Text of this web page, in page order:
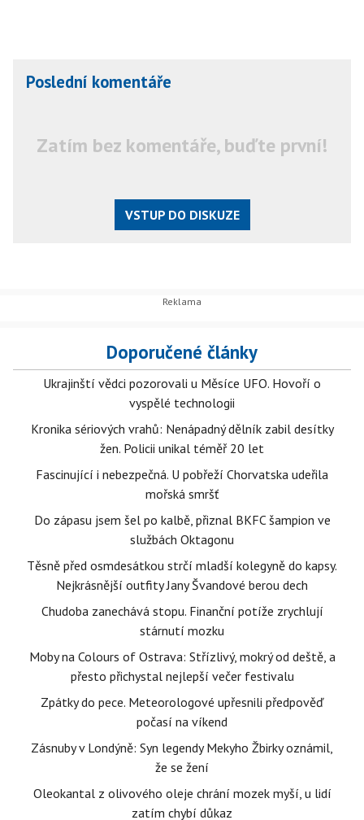
Poslední komentáře
Zatím bez komentáře, buďte první!
VSTUP DO DISKUZE
Doporučené články
Ukrajinští vědci pozorovali u Měsíce UFO. Hovoří o
vyspělé technologii
Kronika sériových vrahů: Nenápadný dělník zabil desítky
žen. Policii unikal téměř 20 let
Fascinující i nebezpečná. U pobřeží Chorvatska udeřila
mořská smršť
Do zápasu jsem šel po kalbě, přiznal BKFC šampion ve
službách Oktagonu
Těsně před osmdesátkou strčí mladší kolegyně do kapsy.
Nejkrásnější outfity Jany Švandové berou dech
Chudoba zanechává stopu. Finanční potíže zrychlují
stárnutí mozku
Moby na Colours of Ostrava: Střízlivý, mokrý od deště, a
přesto přichystal nejlepší večer festivalu
Zpátky do pece. Meteorologové upřesnili předpověď
počasí na víkend
Zásnuby v Londýně: Syn legendy Mekyho Žbirky oznámil,
že se žení
Oleokantal z olivového oleje chrání mozek myší, u lidí
zatím chybí důkaz